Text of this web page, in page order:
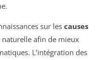
sur les causes
afin de mieux
L’intégration des